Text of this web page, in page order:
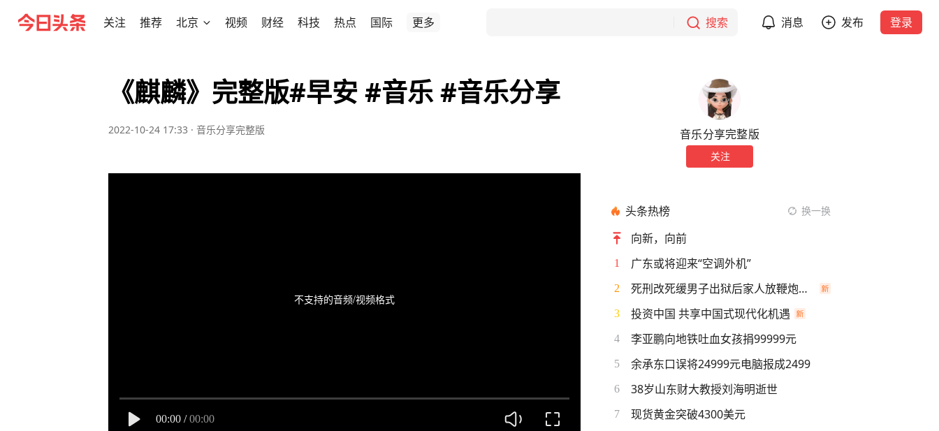
关注 推荐 北京 视频 财经 科技 热点 国际 更多 搜索 消息 发布 登录
《麒麟》完整版#早安 #音乐 #音乐分享
2022-10-24 17:33 · 音乐分享完整版
不支持的音频/视频格式
00:00 / 00:00
音乐分享完整版
关注
头条热榜 换一换
向新，向前
1 广东或将迎来“空调外机”
2 死刑改死缓男子出狱后家人放鞭炮庆祝
3 投资中国 共享中国式现代化机遇
4 李亚鹏向地铁吐血女孩捐99999元
5 余承东口误将24999元电脑报成2499
6 38岁山东财大教授刘海明逝世
7 现货黄金突破4300美元